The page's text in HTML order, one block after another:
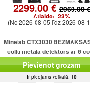
2299.00 €2969.00 €
Atlaide: -23%
(No 2026-08-05 līdz 2026-08-
Minelab CTX3030
collu metāla detektors ar 6
dubultdimensiju spolēm
Pievienot grozam
Ir pieejams veikalā: 10